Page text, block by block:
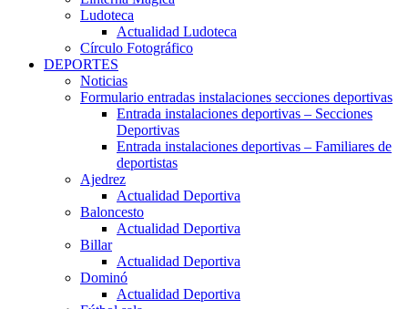
Ludoteca
Actualidad Ludoteca
Círculo Fotográfico
DEPORTES
Noticias
Formulario entradas instalaciones secciones deportivas
Entrada instalaciones deportivas – Secciones
Deportivas
Entrada instalaciones deportivas – Familiares de
deportistas
Ajedrez
Actualidad Deportiva
Baloncesto
Actualidad Deportiva
Billar
Actualidad Deportiva
Dominó
Actualidad Deportiva